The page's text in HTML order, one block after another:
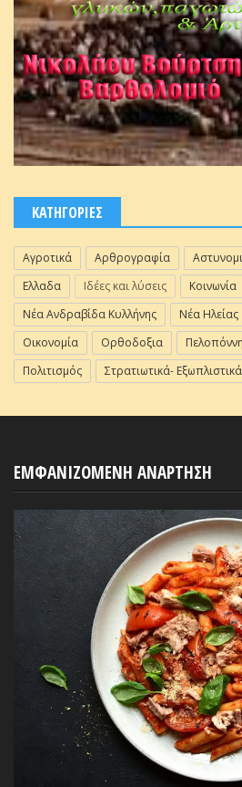
ΚΑΤΗΓΟΡΙΕΣ
Αγροτικά Αρθρογραφία
Ελλαδα
Ιδέες και λύσεις
Κοινωνία
Νέα Ανδραβίδα Κυλλήνης
Νέα Ηλείας
Οικονομία
Ορθοδοξια
Πολιτισμός
Στρατιωτικά- Εξωπλιστικά
ΕΜΦΑΝΙΖΟΜΕΝΗ ΑΝΑΡΤΗΣΗ